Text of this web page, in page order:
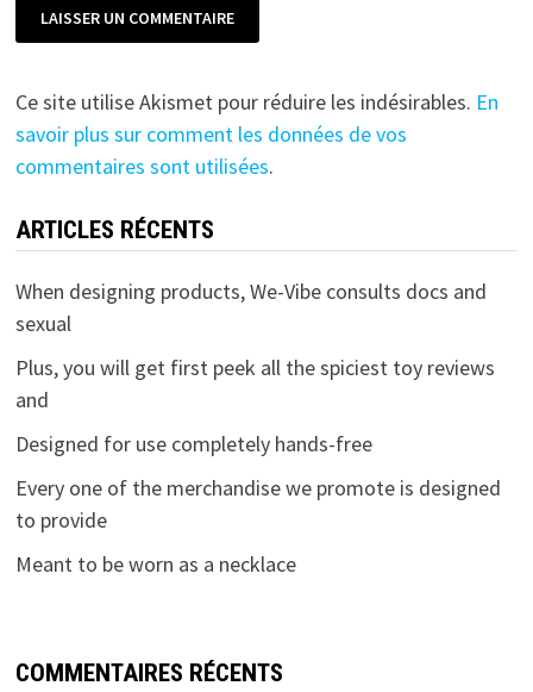
Ce site utilise Akismet pour réduire les indésirables. En
savoir plus sur comment les données de vos
commentaires sont utilisées.
ARTICLES RÉCENTS
When designing products, We-Vibe consults docs and
sexual
Plus, you will get first peek all the spiciest toy reviews
and
Designed for use completely hands-free
Every one of the merchandise we promote is designed
to provide
Meant to be worn as a necklace
COMMENTAIRES RÉCENTS